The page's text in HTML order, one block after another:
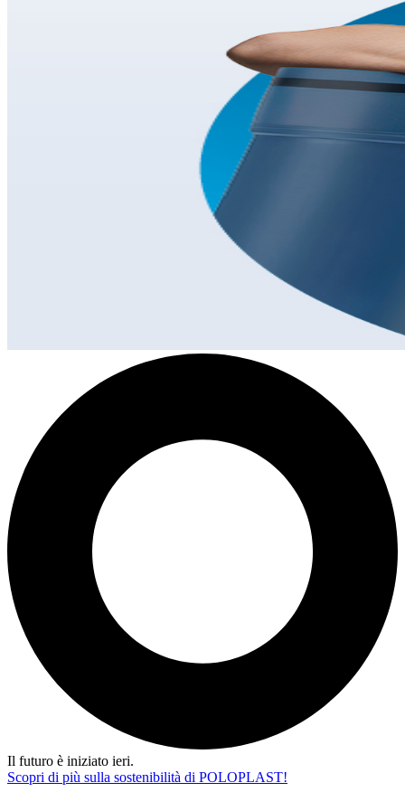
Il futuro è iniziato ieri.
Scopri di più sulla sostenibilità di POLOPLAST!